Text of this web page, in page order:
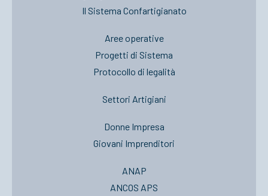
Il Sistema Confartigianato
Aree operative
Progetti di Sistema
Protocollo di legalità
Settori Artigiani
Donne Impresa
Giovani Imprenditori
ANAP
ANCOS APS